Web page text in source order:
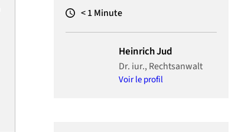
< 1Minute
Heinrich Jud
Dr. iur., Rechtsanwalt
Voir le profil